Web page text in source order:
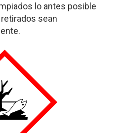
lo antes posible
sean